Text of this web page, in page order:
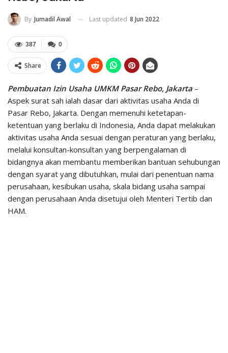
By Jumadil Awal Last updated 8 Jun 2022
0
387
Share
Pembuatan Izin Usaha UMKM Pasar Rebo, Jakarta –
Aspek surat sah ialah dasar dari aktivitas usaha Anda di
Pasar Rebo, Jakarta. Dengan memenuhi ketetapan-
ketentuan yang berlaku di Indonesia, Anda dapat melakukan
aktivitas usaha Anda sesuai dengan peraturan yang berlaku,
melalui konsultan-konsultan yang berpengalaman di
bidangnya akan membantu memberikan bantuan sehubungan
dengan syarat yang dibutuhkan, mulai dari penentuan nama
perusahaan, kesibukan usaha, skala bidang usaha sampai
dengan perusahaan Anda disetujui oleh Menteri Tertib dan
HAM.